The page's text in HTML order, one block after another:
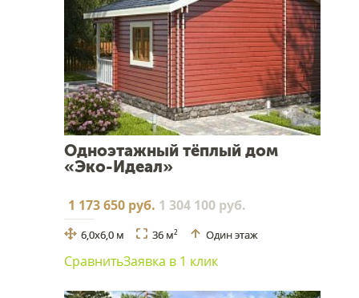
Одноэтажный тёплый дом
«Эко-Идеал»
1 173 650 руб. 1 304 100 руб.
6,0х6,0 м 36 м2 Один этаж
СравнитьЗаявка в 1 клик